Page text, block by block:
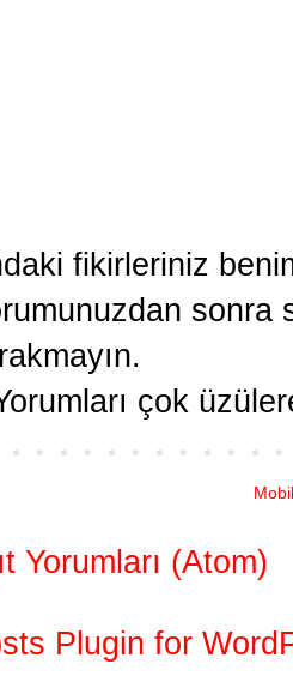
fikirleriniz
çok
Yorumları (Atom)